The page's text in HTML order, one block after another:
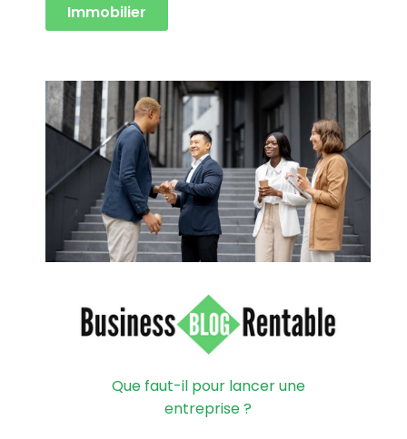
Immobilier
Que faut-il pour lancer une
entreprise ?